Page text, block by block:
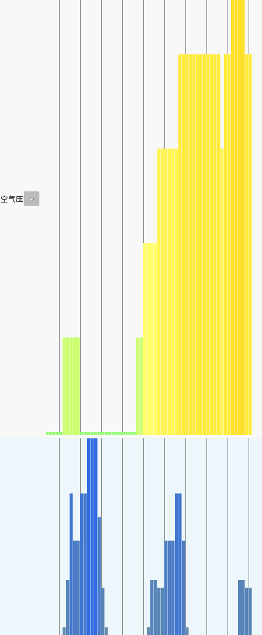
空气压力 -